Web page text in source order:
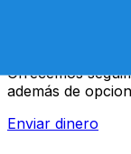
Ofrecemos
además de
Enviar dinero